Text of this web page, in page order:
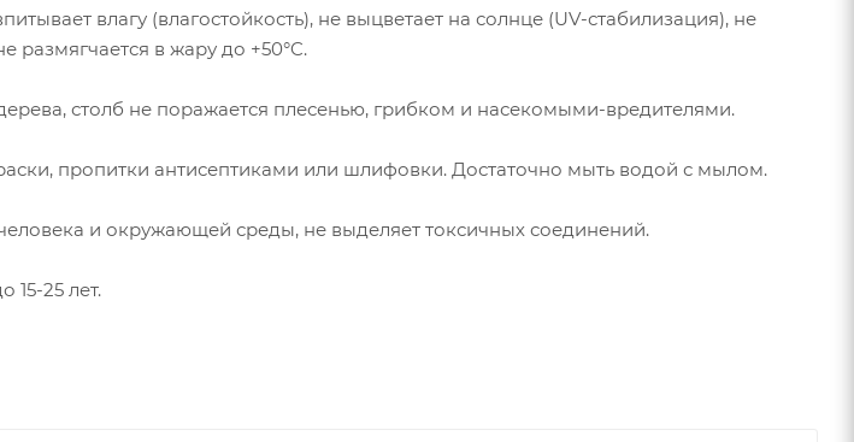
влагу (влагостойкость), не выцветает на солнце (UV-стабилизация), не
размягчается в жару до +50°C.
столб не поражается плесенью, грибком и насекомыми-вредителями.
пропитки антисептиками или шлифовки. Достаточно мыть водой с мылом.
и окружающей среды, не выделяет токсичных соединений.
15-25 лет.